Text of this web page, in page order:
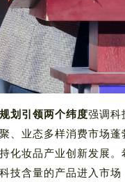
划引领两个纬度强调科
、业态多样消费市场
化妆品产业创新发展
技含量的产品进入市